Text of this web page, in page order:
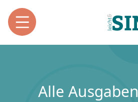
Alle